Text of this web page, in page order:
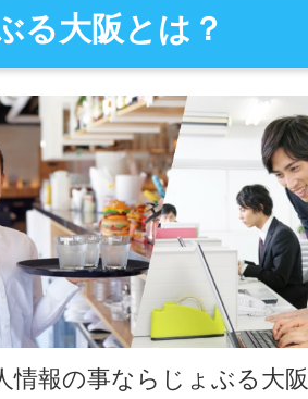
る大阪とは？
情報の事ならじょぶる大